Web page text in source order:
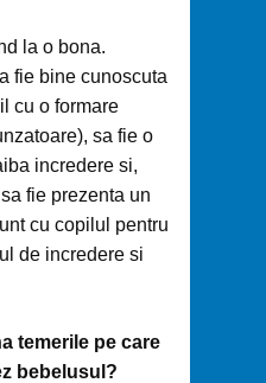
la o bona.
fie bine cunoscuta
cu o formare
sa fie o
incredere si,
fie prezenta un
cu copilul pentru
de incredere si
temerile pe care
bebelusul?